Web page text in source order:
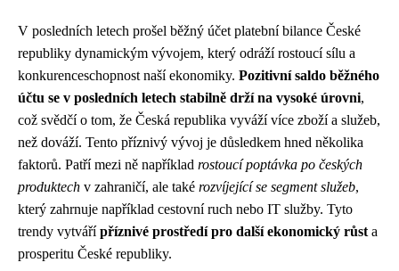
V posledních letech prošel běžný účet platební bilance České
republiky dynamickým vývojem, který odráží rostoucí sílu a
konkurenceschopnost naší ekonomiky. Pozitivní saldo běžného
účtu se v posledních letech stabilně drží na vysoké úrovni,
což svědčí o tom, že Česká republika vyváží více zboží a služeb,
než dováží. Tento příznivý vývoj je důsledkem hned několika
faktorů. Patří mezi ně například rostoucí poptávka po českých
produktech v zahraničí, ale také rozvíjející se segment služeb,
který zahrnuje například cestovní ruch nebo IT služby. Tyto
trendy vytvářípříznivé prostředí pro další ekonomický růst a
prosperitu České republiky.